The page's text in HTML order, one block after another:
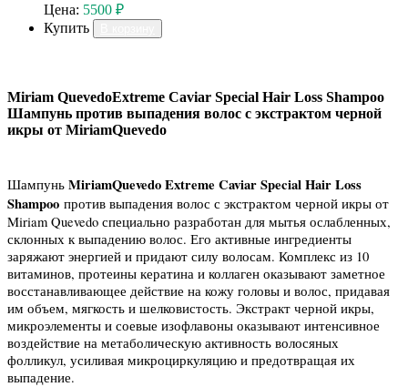
Цена: 5500 ₽
Купить
Miriam QuevedoExtreme Caviar Special Hair Loss Shampoo
Шампунь против выпадения волос с экстрактом черной
икры от MiriamQuevedo
Шампунь MiriamQuevedo Extreme Caviar Special Hair Loss
Shampoo против выпадения волос с экстрактом черной икры от
Miriam Quevedo специально разработан для мытья ослабленных,
склонных к выпадению волос. Его активные ингредиенты
заряжают энергией и придают силу волосам. Комплекс из 10
витаминов, протеины кератина и коллаген оказывают заметное
восстанавливающее действие на кожу головы и волос, придавая
им объем, мягкость и шелковистость. Экстракт черной икры,
микроэлементы и соевые изофлавоны оказывают интенсивное
воздействие на метаболическую активность волосяных
фолликул, усиливая микроциркуляцию и предотвращая их
выпадение.